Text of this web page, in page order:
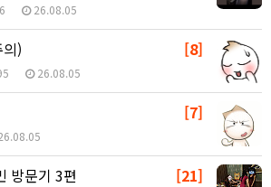
26.08.05
[8]
)
26.08.05
[7]
[21]
방문기 3편